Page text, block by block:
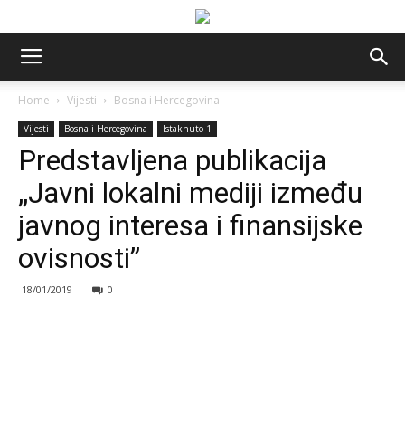
Home Vijesti Bosna i Hercegovina
Vijesti Bosna i Hercegovina Istaknuto 1
Predstavljena publikacija
„Javni lokalni mediji između
javnog interesa i finansijske
ovisnosti”
18/01/2019 0